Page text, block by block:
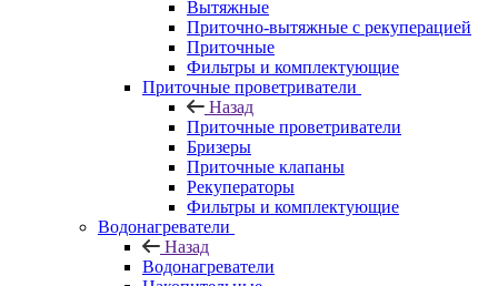
Вытяжные
Приточно-вытяжные с рекуперацией
Приточные
Фильтры и комплектующие
Приточные проветриватели
Назад
Приточные проветриватели
Бризеры
Приточные клапаны
Рекуператоры
Фильтры и комплектующие
Водонагреватели
Назад
Водонагреватели